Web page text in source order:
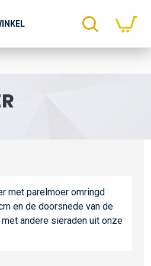
met parelmoer omringd
en de doorsnede van de
andere sieraden uit onze